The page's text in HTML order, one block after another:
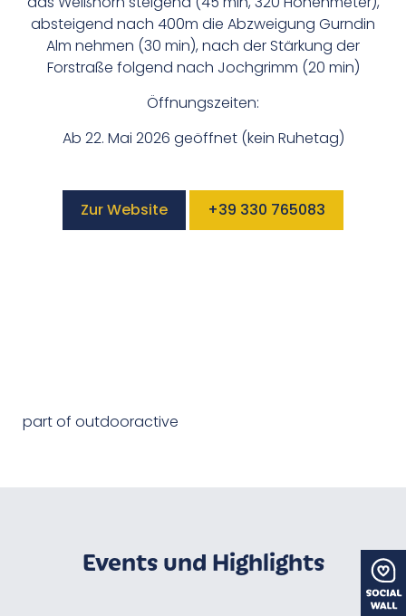
absteigend nach 400m die Abzweigung Gurndin
Alm nehmen (30 min), nach der Stärkung der
Forstraße folgend nach Jochgrimm (20 min)
Öffnungszeiten:
Ab 22. Mai 2026 geöffnet (kein Ruhetag)
Zur Website +39 330 765083
part of outdooractive
Events und Highlights